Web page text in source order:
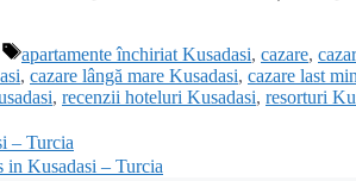
Etichete
apartamente închiriat Kusadasi, cazare,
, cazare lângă mare Kusadasi, cazare last
, recenzii hoteluri Kusadasi, resorturi
– Turcia
in Kusadasi – Turcia